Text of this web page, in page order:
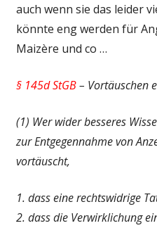
auch wenn sie das leider
könnte eng werden für
Maizère und co …
§ 145d StGB– Vortäuschen
(1) Wer wider besseres
zur Entgegennahme von
vortäuscht,
1. dass eine rechtswidrige
2. dass die Verwirklichung